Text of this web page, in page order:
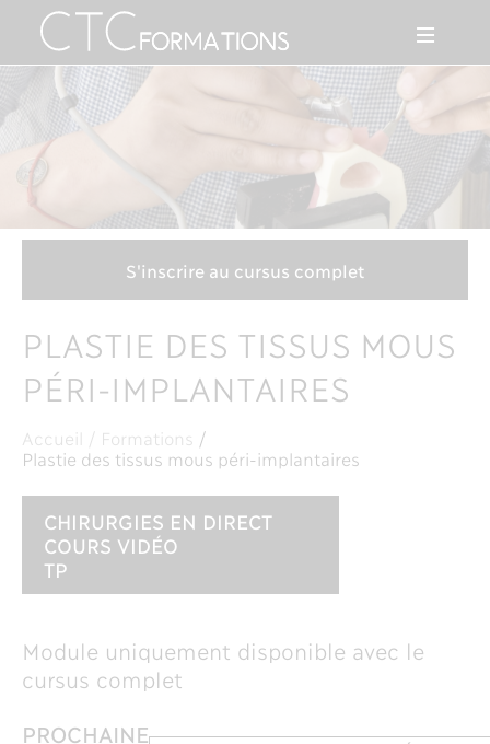
PLASTIE DES TISSUS MOUS
PÉRI-IMPLANTAIRES
Accueil / Formations /
Plastie des tissus mous péri-implantaires
CHIRURGIES EN DIRECT
COURS VIDÉO
TP
Module uniquement disponible avec le
cursus complet
PROCHAINE
CONTACTEZ-NOUS
S'inscrire au cursus complet